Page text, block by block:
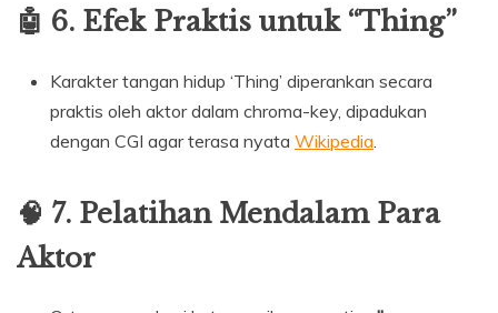
🤖 6. Efek Praktis untuk “Thing”
Karakter tangan hidup ‘Thing’ diperankan secara
praktis oleh aktor dalam chroma-key, dipadukan
dengan CGI agar terasa nyata Wikipedia
🧠 7. Pelatihan Mendalam Para
Aktor